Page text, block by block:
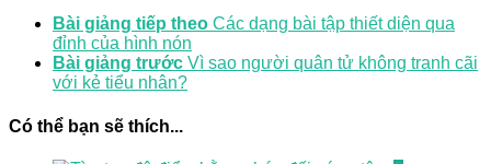
Bài giảng tiếp theo Các dạng bài tập thiết diện qua
đỉnh của hình nón
Bài giảng trước Vì sao người quân tử không tranh cãi
với kẻ tiểu nhân?
Có thể bạn sẽ thích...